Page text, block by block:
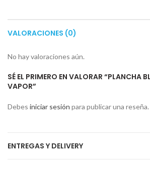
VALORACIONES (0)
No hay valoraciones aún.
SÉ EL PRIMERO EN VALORAR “PLANCHA
VAPOR”
Debes iniciar sesión para publicar una reseña.
ENTREGAS Y DELIVERY